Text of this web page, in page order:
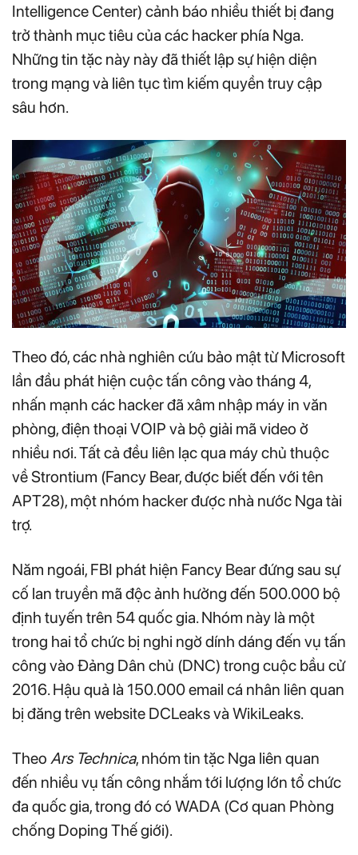
Intelligence Center) cảnh báo nhiều thiết bị đang
trở thành mục tiêu của các hacker phía Nga.
Những tin tặc này này đã thiết lập sự hiện diện
trong mạng và liên tục tìm kiếm quyền truy cập
sâu hơn.
Theo đó, các nhà nghiên cứu bảo mật từ Microsoft
lần đầu phát hiện cuộc tấn công vào tháng 4,
nhấn mạnh các hacker đã xâm nhập máy in văn
phòng, điện thoại VOIP và bộ giải mã video ở
nhiều nơi. Tất cả đều liên lạc qua máy chủ thuộc
về Strontium (Fancy Bear, được biết đến với tên
APT28), một nhóm hacker được nhà nước Nga tài
trợ.
Năm ngoái, FBI phát hiện Fancy Bear đứng sau sự
cố lan truyền mã độc ảnh hưởng đến 500.000 bộ
định tuyến trên 54 quốc gia. Nhóm này là một
trong hai tổ chức bị nghi ngờ dính dáng đến vụ tấn
công vào Đảng Dân chủ (DNC) trong cuộc bầu cử
2016. Hậu quả là 150.000 email cá nhân liên quan
bị đăng trên website DCLeaks và WikiLeaks.
Theo Ars Technica, nhóm tin tặc Nga liên quan
đến nhiều vụ tấn công nhắm tới lượng lớn tổ chức
đa quốc gia, trong đó có WADA (Cơ quan Phòng
chống Doping Thế giới).